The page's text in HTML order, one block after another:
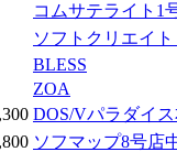
コムサテライト1
ソフトクリエイ
BLESS
ZOA
DOS/Vパラダイ
ソフマップ8号店